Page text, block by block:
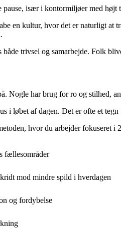
især i kontormiljøer med
en kultur, hvor det er naturligt
både trivsel og samarbejde. Folk
Nogle har brug for ro og stilhed,
i løbet af dagen. Det er ofte et
hvor du arbejder fokuseret
fællesområder
mod mindre spild i hverdagen
og fordybelse